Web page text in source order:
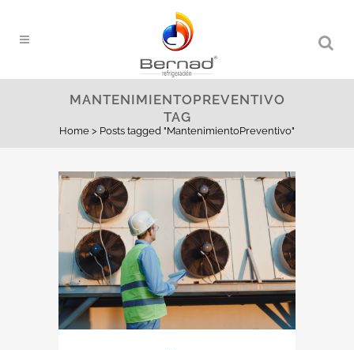
MANTENIMIENTOPREVENTIVO
TAG
Home > Posts tagged "MantenimientoPreventivo"